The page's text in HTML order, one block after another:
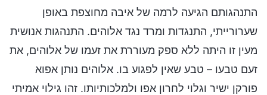
התנהגותם הגיעה לרמה של איבה מחוצפת באופן
שערורייתי, התנגדות ומרד נגד אלוהים. התנהגות אנושית
מעין זו היתה ללא ספק מעוררת את זעמו של אלוהים, את
זעם טבעו – טבע שאין לפגוע בו. אלוהים נותן אפוא
פורקן ישיר וגלוי לחרון אפו ולמלכותיותו. זהו גילוי אמיתי